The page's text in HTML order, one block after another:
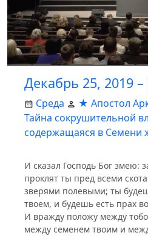
Декабрь 25, 2019
Среда
★ Апостол
Тайна сокрушительной
содержащаяся в Семени
И сказал Господь Бог змею:
проклят ты пред всеми
зверями полевыми; ты
твоем, и будешь есть прах
И вражду положу между
между семенем твоим и